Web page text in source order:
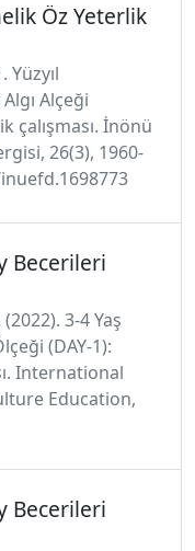
Öz Yeterlik
Yüzyıl
Alçeği
çalışması. İnönü
26(3), 1960-
Becerileri
3-4 Yaş
(DAY-1):
International
Education,
Becerileri